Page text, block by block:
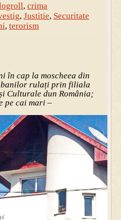
, crima
, Justitie, Securitate
, terorism
în cap la moscheea din
rulați prin filiala
Culturale dun România;
pe cai mari –